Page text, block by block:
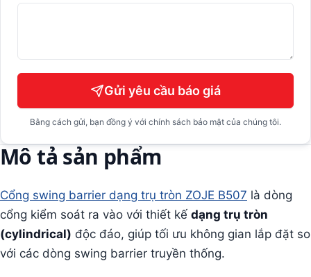
Gửi yêu cầu báo giá
Bằng cách gửi, bạn đồng ý với chính sách bảo mật của chúng tôi.
Mô tả sản phẩm
Cổng swing barrier dạng trụ tròn ZOJE B507 là dòng
cổng kiểm soát ra vào với thiết kế dạng trụ tròn
(cylindrical) độc đáo, giúp tối ưu không gian lắp đặt so
với các dòng swing barrier truyền thống.